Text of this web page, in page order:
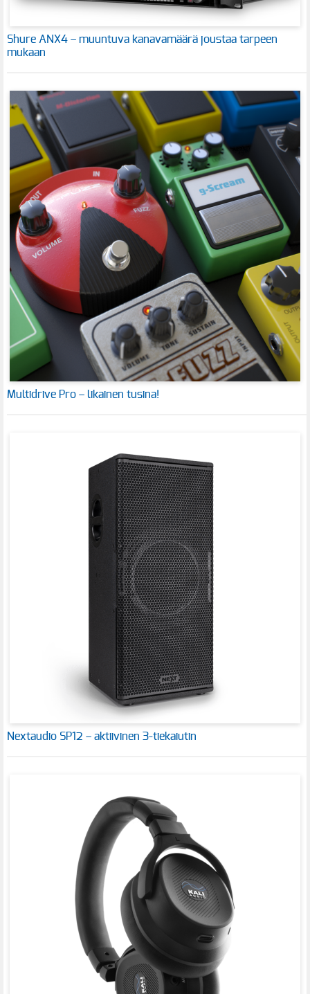
Shure ANX4 – muuntuva kanavamäärä joustaa tarpeen
mukaan
Multidrive Pro – likainen tusina!
Nextaudio SP12 – aktiivinen 3-tiekaiutin